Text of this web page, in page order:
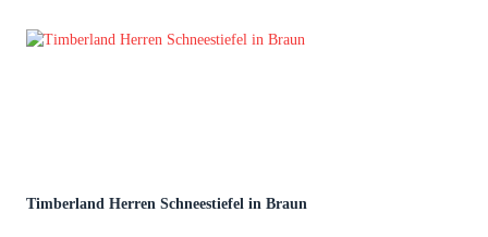
Timberland Herren Schneestiefel in Braun